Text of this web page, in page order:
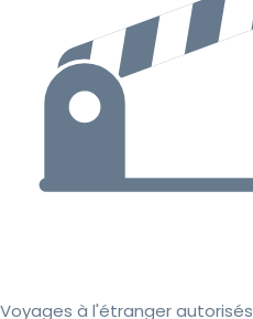
Voyages à l'étranger autorisés